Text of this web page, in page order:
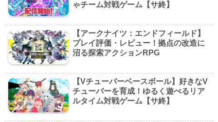
ゃチーム対戦ゲーム【サ終】
【アークナイツ：エンドフィールド】
プレイ評価・レビュー！拠点の改造に
沼る探索アクションRPG
【Vチューバーベースボール】好きなV
チューバーを育成！ゆるく遊べるリア
ルタイム対戦ゲーム【サ終】